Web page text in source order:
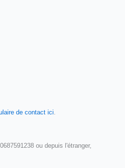
de contact ici
ou depuis l'étranger,